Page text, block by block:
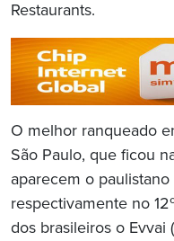
Restaurants.
O melhor ranqueado
São Paulo, que ficou
aparecem o
respectivamente no
dos brasileiros o Evvai